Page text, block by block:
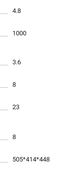
4.8
1000
3.6
8
23
8
505*414*448